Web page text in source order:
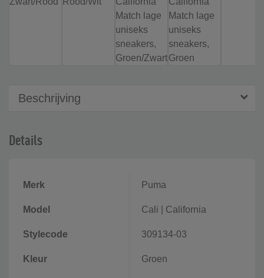
Beschrijving
Details
Merk Puma
Model Cali California
Stylecode 309134-03
Kleur Groen